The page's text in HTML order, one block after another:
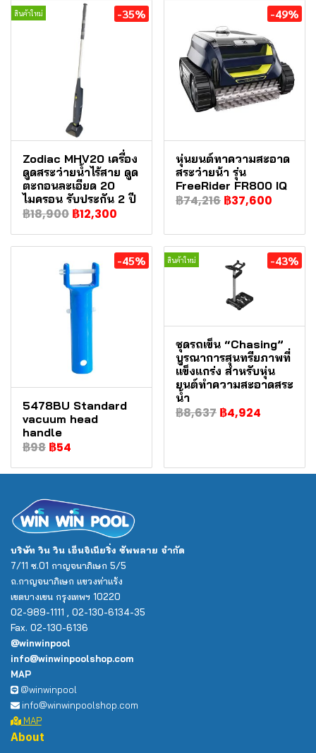
สินค้าใหม่ -35%
Zodiac MHV20 เครื่อง
ดูดสระว่ายน้ำไร้สาย ดูด
ตะกอนละเอียด 20
ไมครอน รับประกัน 2 ปี
฿18,900 ฿12,300
-49%
หุ่นยนต์ทาความสะอาด
สระว่ายน้า รุ่น
FreeRider FR800 IQ
฿74,216 ฿37,600
-45%
5478BU Standard
vacuum head
handle
฿98 ฿54
สินค้าใหม่ -43%
ชุดรถเข็น “Chasing”
บูรณาการสุนทรียภาพที่
แข็งแกร่ง สำหรับหุ่น
ยนต์ทำความสะอาดสระ
น้ำ
฿8,637 ฿4,924
บริษัท วิน วิน เอ็นจิเนียริ่ง ซัพพลาย จำกัด
7/11 ซ.01 กาญจนาภิเษก 5/5
ถ.กาญจนาภิเษก แขวงท่าแร้ง
เขตบางเขน กรุงเทพฯ 10220
02-989-1111 , 02-130-6134-35
Fax. 02-130-6136
@winwinpool
info@winwinpoolshop.com
MAP
@winwinpool
info@winwinpoolshop.com
MAP
About